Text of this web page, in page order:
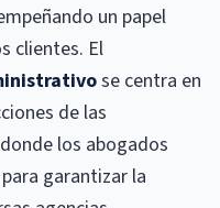
un papel
clientes. El
se centra en
de las
los abogados
garantizar la